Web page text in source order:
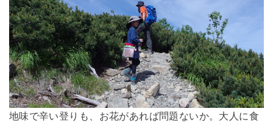
地味で辛い登りも、お花があれば問題ないか。大人に食